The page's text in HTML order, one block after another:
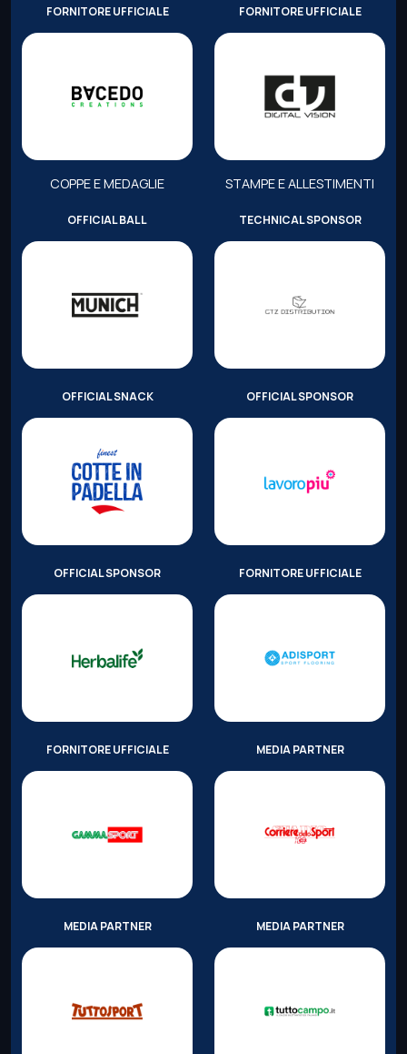
FORNITORE UFFICIALE
COPPE E MEDAGLIE
FORNITORE UFFICIALE
STAMPE E ALLESTIMENTI
OFFICIAL BALL TECHNICAL SPONSOR
OFFICIAL SNACK OFFICIAL SPONSOR
OFFICIAL SPONSOR FORNITORE UFFICIALE
FORNITORE UFFICIALE MEDIA PARTNER
MEDIA PARTNER MEDIA PARTNER